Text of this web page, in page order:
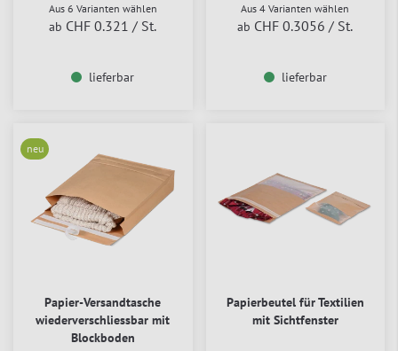
Aus 6 Varianten wählen
ab CHF 0.321 / St.
lieferbar
Aus 4 Varianten wählen
ab CHF 0.3056 / St.
lieferbar
neu
Papier-Versandtasche
wiederverschliessbar mit
Blockboden
Papierbeutel für Textilien
mit Sichtfenster